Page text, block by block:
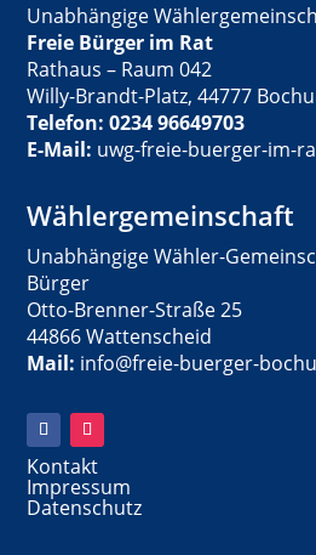
Unabhängige
Freie Bürger im Rat
Rathaus – Raum 042
Willy-Brandt-Platz, 44777
Telefon: 0234 96649703
E-Mail: uwg-freie-buerger-im-
Wählergemeinschaft
Unabhängige Wähler-
Bürger
Otto-Brenner-Straße 25
44866 Wattenscheid
Mail: info@freie-buerger-
Kontakt
Impressum
Datenschutz